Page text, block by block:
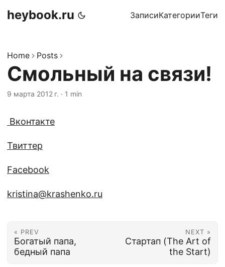
heybook.ru ЗаписиКатегорииТеги
Home Posts
Смольный на связи!
9 марта 2012 г. · 1 min
Вконтакте
Твиттер
Facebook
kristina@krashenko.ru
« PREV
Богатый папа,
бедный папа
NEXT »
Стартап (The Art of
the Start)